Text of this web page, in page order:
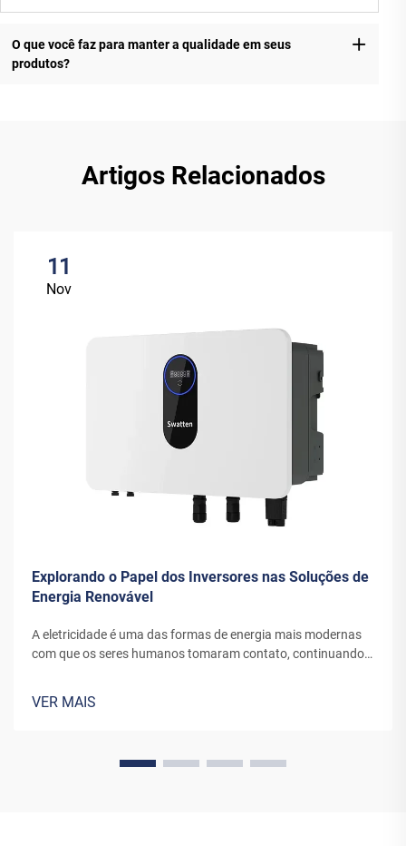
O que você faz para manter a qualidade em seus
produtos?
Artigos Relacionados
11
Nov
Explorando o Papel dos Inversores nas Soluções de
Energia Renovável
A eletricidade é uma das formas de energia mais modernas
com que os seres humanos tomaram contato, continuando a
convertem em eletricidade requer equipamentos especiais
VER MAIS